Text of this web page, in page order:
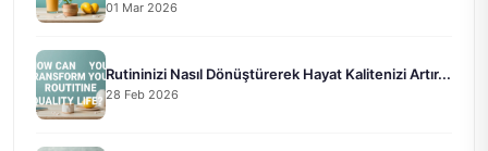
01 Mar 2026
Rutininizi Nasıl Dönüştürerek Hayat Kalitenizi Artır...
28 Feb 2026